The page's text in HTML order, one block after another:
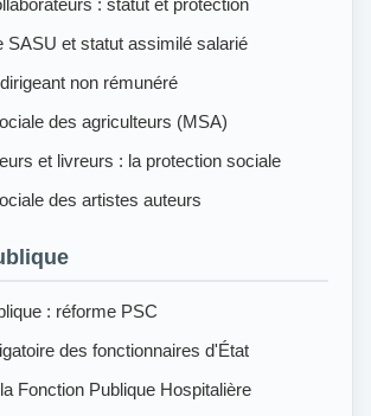
SASU et statut assimilé salarié
non rémunéré
des agriculteurs (MSA)
et livreurs : la protection sociale
des artistes auteurs
: réforme PSC
des fonctionnaires d'État
Fonction Publique Hospitalière